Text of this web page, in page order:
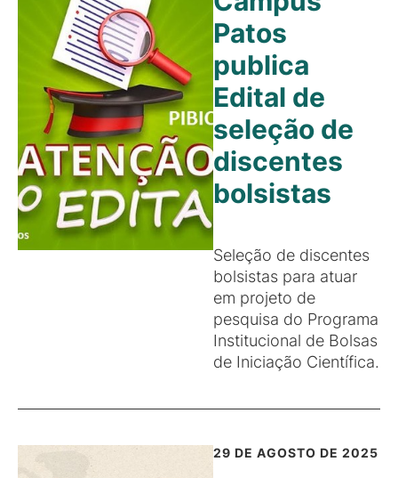
Patos
publica
Edital de
seleção de
discentes
bolsistas
Seleção de discentes
bolsistas para atuar
em projeto de
pesquisa do Programa
Institucional de Bolsas
de Iniciação Científica.
29 DE AGOSTO DE 2025